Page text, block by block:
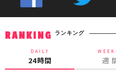
RANKING ランキング
DAILY
24時間 週